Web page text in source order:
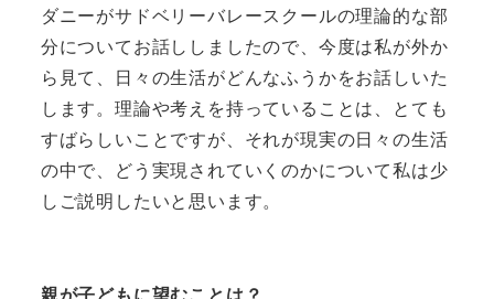
ダニーがサドベリーバレースクールの理論的な部
分についてお話ししましたので、今度は私が外か
ら見て、日々の生活がどんなふうかをお話しいた
します。理論や考えを持っていることは、とても
すばらしいことですが、それが現実の日々の生活
の中で、どう実現されていくのかについて私は少
しご説明したいと思います。
親が子どもに望むことは？